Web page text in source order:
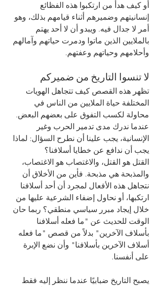
أو كيف هدأ من ارتكبوا هذه الفظائع
إنسانيتهم وضميرهم أثناء قيامهم بذلك، وهو
أمر لا جدال فيه. ويبدو أن لا أحد يهتم
بالملايين الذين ماتوا ودمرت حياتهم وآمالهم
وأحلامهم وحياتهم وعفتهم.
لا تنسوا التاريخ من ضميركم
تظهر هذه القصص كيف تتجاهل الهويات
المختلفة حياة الملايين من الناس في
محاولة لكسب التفوق على بعضهم البعض.
عندما ندرك مدى تدمير الحرب وغير
الإنسانية، يجب علينا أن نطرح السؤال: لماذا
يجب أن ندافع عن خطايا أسلافنا؟
القتل هو القتل، والاغتصاب هو الاغتصاب،
والمذبحة هي مذبحة. فأين من الأخلاق أن
نتجاهل هذه الأفعال لمجرد أن أحد أسلافنا
ارتكبها، أو نحاول إضفاء الشرعية عليها من
خلال إيجاد مبرر سياسي منطقي؟ ربما حان
الوقت للحديث عن "ما فعله أسلافنا
بأسلاف الآخرين" بدلاً من قصص "ما فعله
أسلاف الآخرين بأسلافنا" وأن نضع الإبرة
على أنفسنا.
يصبح التاريخ ضبابيًا عندما ننظر إليه فقط